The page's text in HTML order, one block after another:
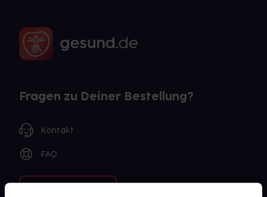
Fragen zu Deiner Bestellung?
Kontakt
FAQ